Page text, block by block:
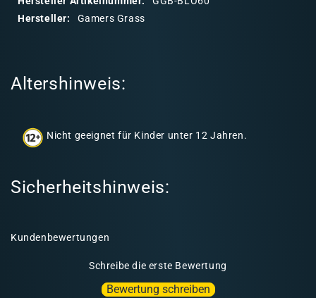
n
Hersteller:
Gamers Grass
Altershinweis:
Nicht geeignet für Kinder unter 12 Jahren.
Sicherheitshinweis:
Kundenbewertungen
Schreibe die erste Bewertung
Bewertung schreiben